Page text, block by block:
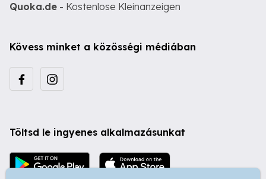
Quoka.de - Kostenlose Kleinanzeigen
Kövess minket a közösségi médiában
Töltsd le ingyenes alkalmazásunkat